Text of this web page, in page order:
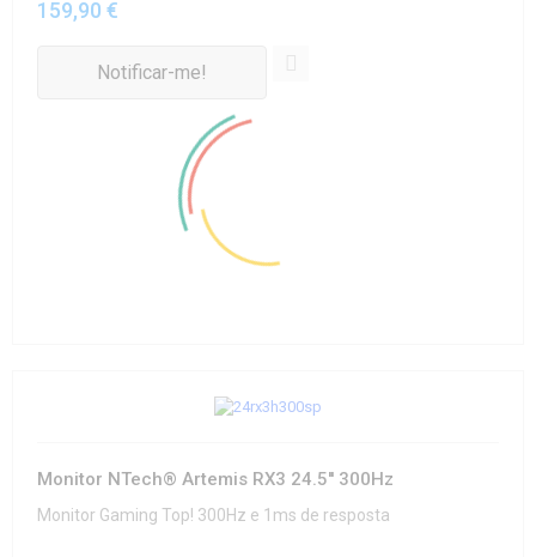
159,90 €
Notificar-me!
Monitor NTech® Artemis RX3 24.5'' 300Hz
Monitor Gaming Top! 300Hz e 1ms de resposta